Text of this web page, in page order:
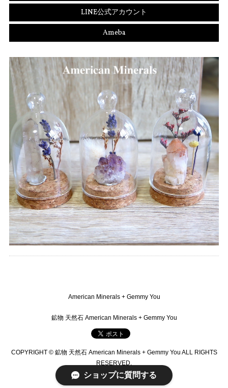
LINE公式アカウント
Ameba
American Minerals + Gemmy You
鉱物 天然石 American Minerals + Gemmy You
COPYRIGHT © 鉱物 天然石 American Minerals + Gemmy You ALL RIGHTS
RESERVED.
ショップに質問する